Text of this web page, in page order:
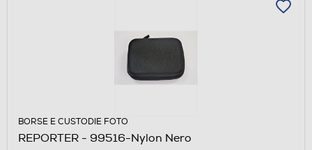
BORSE E CUSTODIE FOTO
REPORTER - 99516-Nylon Nero